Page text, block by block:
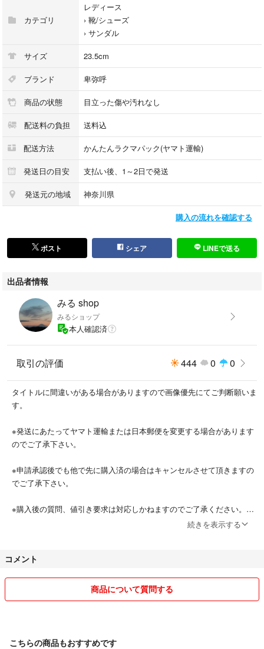
※写真に写りきらない程度の細かいスレ、汚れ等が見受けられる場合もあ
りますのでご了承下さい。
※撮影の環境により、多少色味の違いが生じる場合がございますのでご了
この機会に是非。よろしくお願い致します。
カテゴリ
レディース
› 靴/シューズ
› サンダル
サイズ 23.5cm
ブランド 卑弥呼
商品の状態 目立った傷や汚れなし
配送料の負担 送料込
配送方法 かんたんラクマパック(ヤマト運輸)
発送日の目安 支払い後、1～2日で発送
発送元の地域 神奈川県
購入の流れを確認する
ポスト シェア LINEで送る
出品者情報
みる shop
みるショップ
本人確認済
取引の評価 444 0 0
タイトルに間違いがある場合がありますので画像優先にてご判断願いま
す。
※発送にあたってヤマト運輸または日本郵便を変更する場合があります
のでご了承下さい。
※申請承認後でも他で先に購入済の場合はキャンセルさせて頂きますの
でご了承下さい。
※購入後の質問、値引き要求は対応しかねますのでご了承ください。
続きを表示する
コメント
商品について質問する
こちらの商品もおすすめです